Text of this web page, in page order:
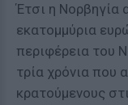
Έτσι η Νορβηγία
εκατομμύρια
περιφέρεια του
τρία χρόνια που
κρατούμενους